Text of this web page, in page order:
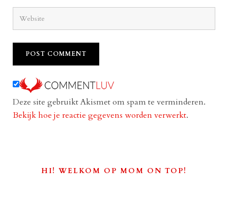
Deze site gebruikt Akismet om spam te verminderen.
Bekijk hoe je reactie gegevens worden verwerkt.
HI! WELKOM OP MOM ON TOP!